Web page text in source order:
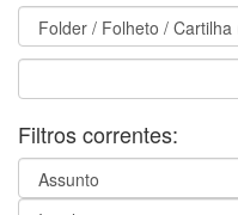
Filtros correntes: